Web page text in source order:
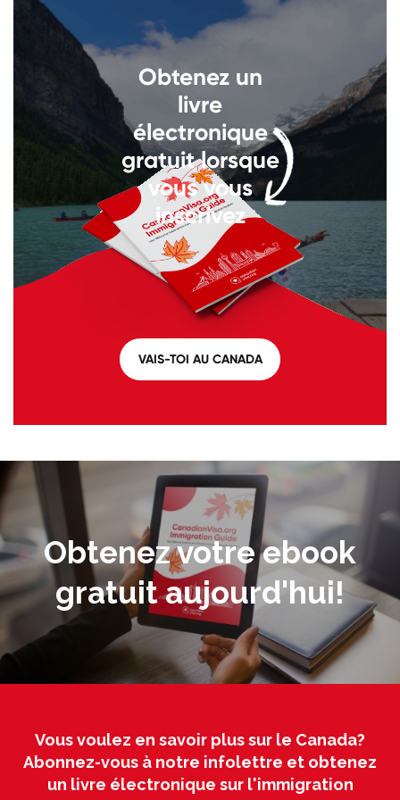
Obtenez un
livre
électronique
gratuit lorsque
vous vous
inscrivez
VAIS-TOI AU CANADA
Obtenez votre ebook
gratuit aujourd'hui!
Vous voulez en savoir plus sur le Canada?
Abonnez-vous à notre infolettre et obtenez
un livre électronique sur l'immigration
Appelez-nous au
1200